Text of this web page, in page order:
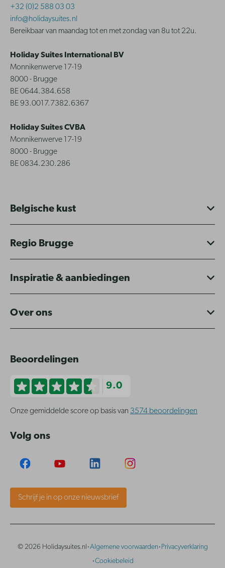
+32 (0)2 588 03 03
info@holidaysuites.nl
Bereikbaar van maandag tot en met zondag van 8u tot 22u.
Holiday Suites International BV
Monnikenwerve 17-19
8000 - Brugge
BE 0644.384.658
BE 93.0017.7382.6367
Holiday Suites CVBA
Monnikenwerve 17-19
8000 - Brugge
BE 0834.230.286
Belgische kust
Regio Brugge
Inspiratie & aanbiedingen
Over ons
Beoordelingen
9.0
Onze gemiddelde score op basis van 3574 beoordelingen
Volg ons
Schrijf je in op onze nieuwsbrief
© 2026 Holidaysuites.nl ·Algemene voorwaarden· Privacyverklaring
·Cookiebeleid